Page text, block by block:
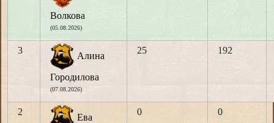
Волкова
(05.08.2026)
3
Алина
Городилова
(07.08.2026)
25 192
2
Ева
0 0